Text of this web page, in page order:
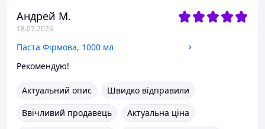
Андрей М.
18.07.2026
Паста Фірмова, 1000 мл
Рекомендую!
Актуальний опис
Швидко відправили
Ввічливий продавець
Актуальна ціна